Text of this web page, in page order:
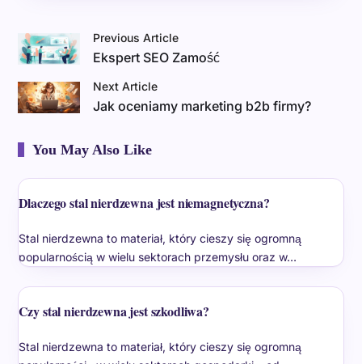
Previous Article
Ekspert SEO Zamość
Next Article
Jak oceniamy marketing b2b firmy?
You May Also Like
Dlaczego stal nierdzewna jest niemagnetyczna?
Stal nierdzewna to materiał, który cieszy się ogromną
popularnością w wielu sektorach przemysłu oraz w…
Czy stal nierdzewna jest szkodliwa?
Stal nierdzewna to materiał, który cieszy się ogromną